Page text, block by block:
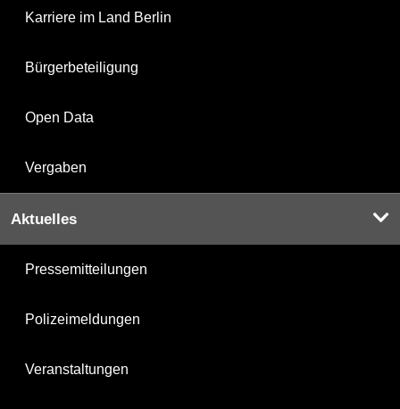
Karriere im Land Berlin
Bürgerbeteiligung
Open Data
Vergaben
Aktuelles
Pressemitteilungen
Polizeimeldungen
Veranstaltungen